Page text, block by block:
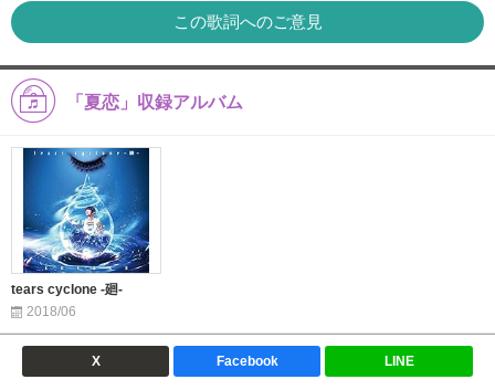
この歌詞へのご意見
「夏恋」収録アルバム
tears cyclone -廻-
2018/06
X Facebook LINE